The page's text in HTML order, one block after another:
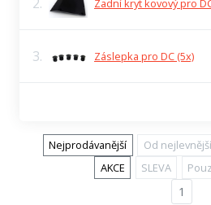
3. Záslepka pro DC (5x)
Nejprodávanější Od
AKCE
SLEVA
1